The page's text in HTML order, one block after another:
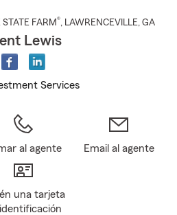
FARM®, LAWRENCEVILLE, GA
Lewis
Services
al agente Email al agente
una tarjeta